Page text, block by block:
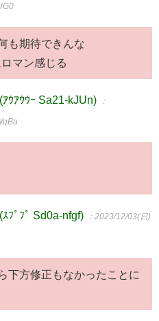
も期待できんな
マン感じる
ｳｱｳｳｰ Sa21-kJUn) ：
ﾌﾟﾌﾟ Sd0a-nfgf) ：2023/12/03(日)
下方修正もなかったことに